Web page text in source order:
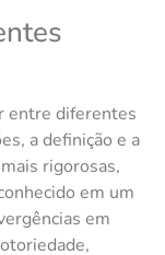
entre diferentes
a definição e a
rigorosas,
em um
em